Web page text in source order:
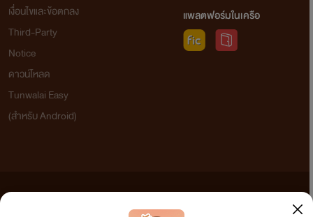
เงื่อนไขและข้อตกลง
Third-Party
Notice
ดาวน์โหลด
Tunwalai Easy
(สำหรับ Android)
แพลตฟอร์มในเครือ